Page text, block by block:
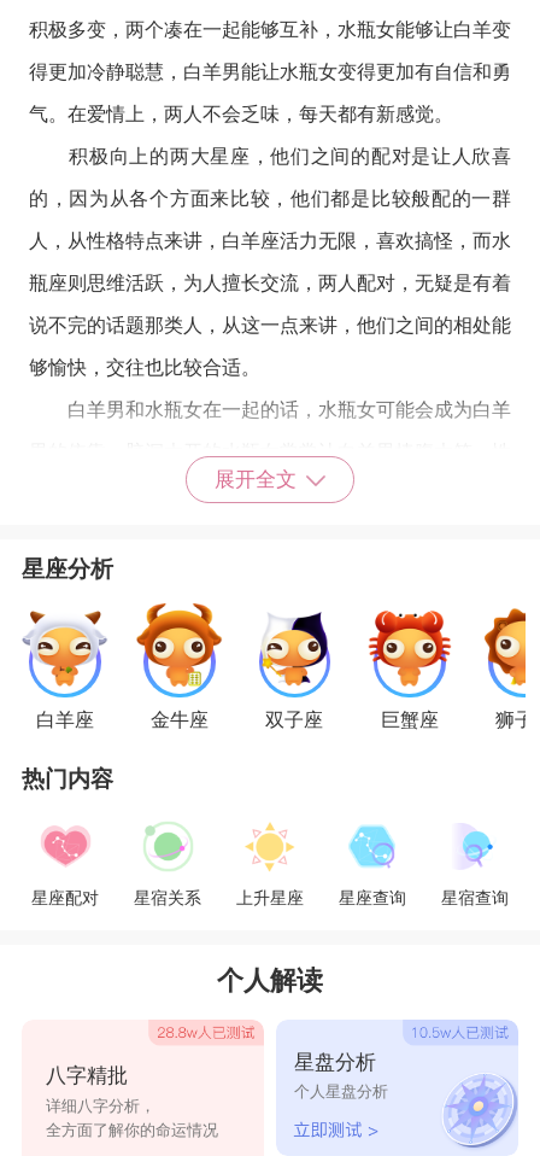
积极多变，两个凑在一起能够互补，水瓶女能够让白羊变
得更加冷静聪慧，白羊男能让水瓶女变得更加有自信和勇
气。在爱情上，两人不会乏味，每天都有新感觉。
积极向上的两大星座，他们之间的配对是让人欣喜
的，因为从各个方面来比较，他们都是比较般配的一群
人，从性格特点来讲， 白羊座活力无限，喜欢搞怪，而水
瓶座则思维活跃，为人擅长交流，两人配对，无疑是有着
说不完的话题那类人，从这一点来讲，他们之间的相处能
够愉快，交往也比较合适。
白羊男和水瓶女在一起的话，水瓶女可能会成为白羊
男的依靠，脑洞大开的水瓶女常常让白羊男捧腹大笑，性
格还算是有一定互补。白羊男要注意自己的言行，要学会
不要逞强。水瓶女要及时向白羊男吐露自己的心声，积极
沟通，对方才会知道你心里所想，开始尝试着束缚自己的
行为举止。
水瓶女是白羊男的情劫吗?
后，她们就会变为俏冤家，拌嘴是情感生活的增味
剂，拌嘴是她们生活的日常，那样就会让情感变
爱，比白羊男表现出去的要深得多。但是水瓶女也
爱白羊男，水瓶女是一个特别怕麻烦的星座，但是
面对白羊男，她们总是会以最大的耐心去面对白羊
男，在爱情中，一起面对困难，一起相互扶持，即
使有矛盾也不能让他们分开。
展开全文
星座分析
白羊座 金牛座 双子座 巨蟹座 狮子
热门内容
星座配对 星宿关系 上升星座 星座查询 星宿查询
个人解读
八字精批
详细八字分析，
全方面了解你的命运情况
星盘分析
个人星盘分析